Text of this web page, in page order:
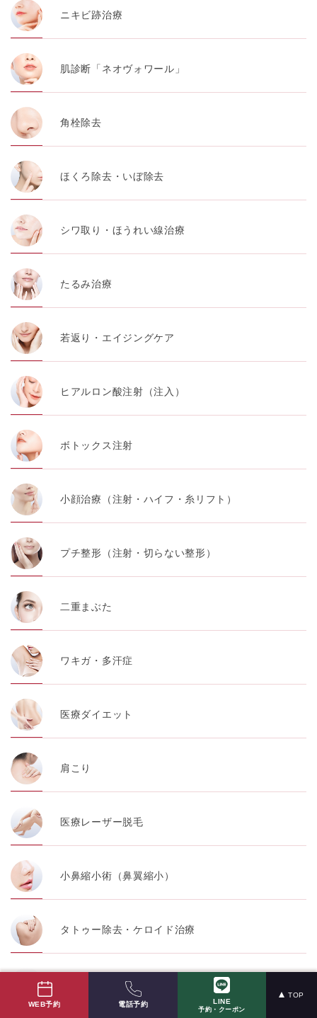
ニキビ跡治療
肌診断「ネオヴォワール」
角栓除去
ほくろ除去・いぼ除去
シワ取り・ほうれい線治療
たるみ治療
若返り・エイジングケア
ヒアルロン酸注射（注入）
ボトックス注射
小顔治療（注射・ハイフ・糸リフト）
プチ整形（注射・切らない整形）
二重まぶた
ワキガ・多汗症
医療ダイエット
肩こり
医療レーザー脱毛
小鼻縮小術（鼻翼縮小）
タトゥー除去・ケロイド治療
美容内服薬・外用薬
WEB予約 電話予約 LINE
予約・クーポン
TOP